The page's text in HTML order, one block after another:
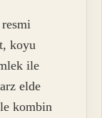
koyu
ile
elde
kombin